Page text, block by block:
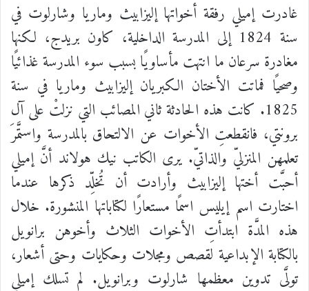
غادرت إميلي رفقة أخواتها إليزابيث وماريا وشارلوت في
سنة1824 إلى المدرسة الداخلية، كاون بريدج، لكنها
مغادرة سرعان ما انتهت مأساويًابسبب سوء المدرسةغذائيًا
وصحيًا فماتت الأختان الكبريان إليزابيث وماريا في سنة
1825. كانت هذه الحادثةثاني المصائب التي نزلتْ على آل
برونتي، فانقطعتِ الأخوات عن الالتحاق بالمدرسة واستمَّرَ
تعلمهن المنزليّ والذاتيّ.يرى الكاتب نيك هولاند أنَّ إميلي
أحبَّت أختها إليزابيث وأرادت أن تُخلِّد ذكرها عندما
اختارت اسم إيليس اسمًا مستعارًا لكتاباتها المنشورة. خلال
هذه المدَّة ابتدأتِ الأخوات الثلاث وأخوهن برانويل
بالكتابة الإبداعية لقصص ومجلات وحكايات وحتى أشعار،
تولَّى تدوين معظمها شارلوت وبرانويل. لم تسلك إميلي